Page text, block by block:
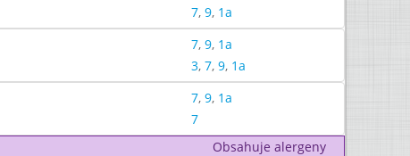
7, 9, 1a
7, 9, 1a
3, 7, 9, 1a
7, 9, 1a
7
Obsahuje alergeny